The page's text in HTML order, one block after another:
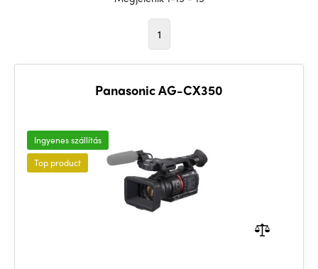
1
Panasonic AG-CX350
Ingyenes szállítás
Top product